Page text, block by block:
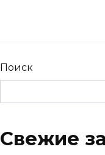
Поиск
Свежие